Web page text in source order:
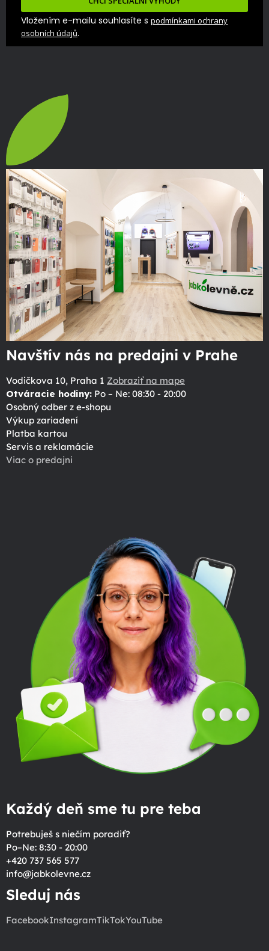
Vložením e-mailu souhlasíte s podmínkami ochrany
osobních údajů.
Navštív nás na predajni v Prahe
Vodičkova 10, Praha 1 Zobraziť na mape
Otváracie hodiny: Po – Ne: 08:30 - 20:00
Osobný odber z e-shopu
Výkup zariadení
Platba kartou
Servis a reklamácie
Viac o predajni
Každý deň sme tu pre teba
Potrebuješ s niečím poradiť?
Po–Ne: 8:30 - 20:00
+420 737 565 577
info@jabkolevne.cz
Sleduj nás
FacebookInstagramTikTokYouTube